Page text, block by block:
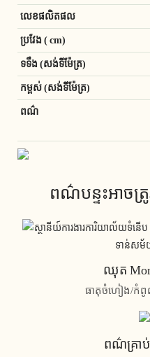
លេខផលិតផល
ប្រវែង ( cm)
ទទឹង (សង់ទីម៉ែត្រ)
កម្ពស់ (សង់ទីម៉ែត្រ)
ពណ៌
ពណ៌បន្ទះអាចត្
ឈុត
ធាតុចំហៀង/កំពូល
ពណ៌គ្រា